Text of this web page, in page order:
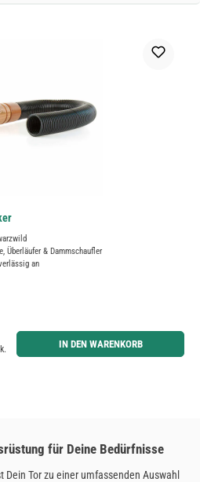
Überläufer & Dammschaufler
an
ein oder benutze die Schaltflächen um die Anzahl zu
IN DEN WARENKORB
für Deine Bedürfnisse
Dein Tor zu einer umfassenden Auswahl